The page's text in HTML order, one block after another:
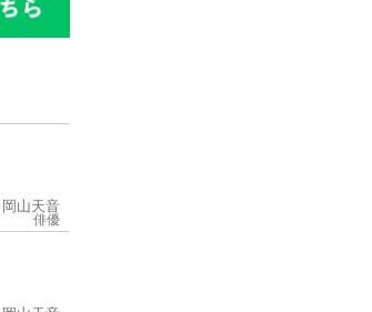
岡山天音
俳優